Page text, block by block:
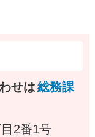
せは総務課
2番1号